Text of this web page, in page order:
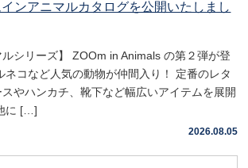
ンアニマルカタログを公開いたしまし
ルシリーズ】 ZOOm in Animals の第２弾が登
ネコなど人気の動物が仲間入り！ 定番のレタ
やハンカチ、靴下など幅広いアイテムを展開
に […]
2026.08.05